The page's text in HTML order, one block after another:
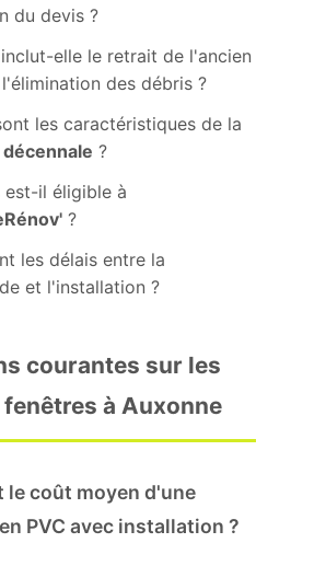
du devis ?
inclut-elle le retrait de l'ancien
des débris ?
les caractéristiques de la
?
est-il éligible à
?
les délais entre la
et l'installation ?
courantes sur les
à Auxonne
le coût moyen d'une
PVC avec installation ?